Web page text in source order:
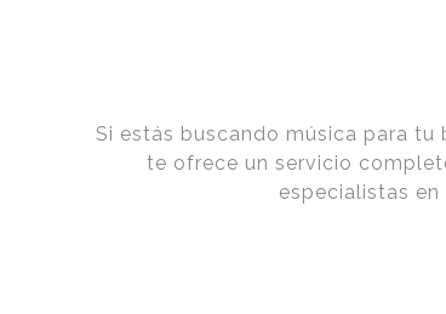
Si estás buscando música para
te ofrece un servicio
especialistas